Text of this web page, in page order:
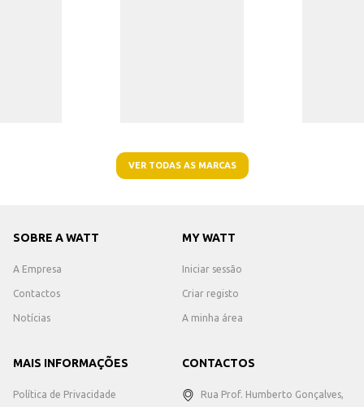
VER TODAS AS MARCAS
SOBRE A WATT
A Empresa
Contactos
Notícias
MY WATT
Iniciar sessão
Criar registo
A minha área
MAIS INFORMAÇÕES
Política de Privacidade
CONTACTOS
Rua Prof. Humberto Gonçalves,